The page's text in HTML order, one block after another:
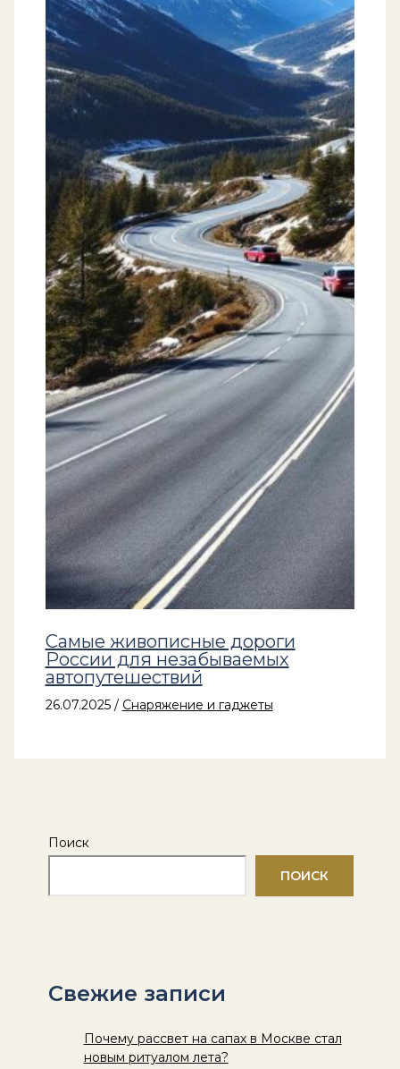
Самые живописные дороги
России для незабываемых
автопутешествий
26.07.2025 / Снаряжение и гаджеты
Поиск
ПОИСК
Свежие записи
Почему рассвет на сапах в Москве стал
новым ритуалом лета?